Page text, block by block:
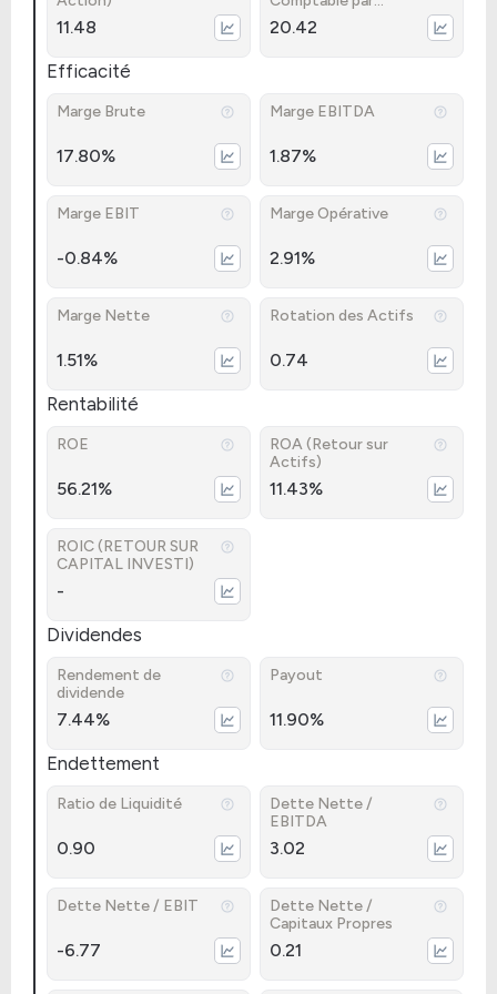
11.48
Action)
20.42
Efficacité
Marge Brute
17.80%
Marge EBITDA
1.87%
Marge EBIT
-0.84%
Marge Opérative
2.91%
Marge Nette
1.51%
Rotation des Actifs
0.74
Rentabilité
ROE
56.21%
ROA (Retour sur
Actifs)
11.43%
ROIC (RETOUR SUR
CAPITAL INVESTI)
-
Dividendes
Rendement de
dividende
7.44%
Payout
11.90%
Endettement
Ratio de Liquidité
0.90
Dette Nette /
EBITDA
3.02
Dette Nette / EBIT
-6.77
Dette Nette /
Capitaux Propres
0.21